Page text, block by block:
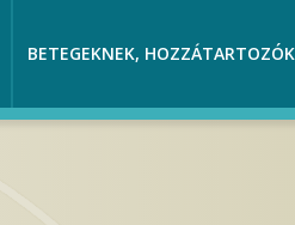
BETEGEKNEK,